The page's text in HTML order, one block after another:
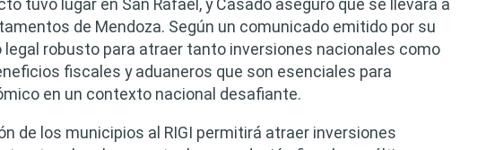
tuvo lugar en San Rafael, y Casado aseguró que se llevará a
de Mendoza. Según un comunicado emitido por su
legal robusto para atraer tanto inversiones nacionales como
fiscales y aduaneros que son esenciales para
en un contexto nacional desafiante.
de los municipios al RIGI permitirá atraer inversiones